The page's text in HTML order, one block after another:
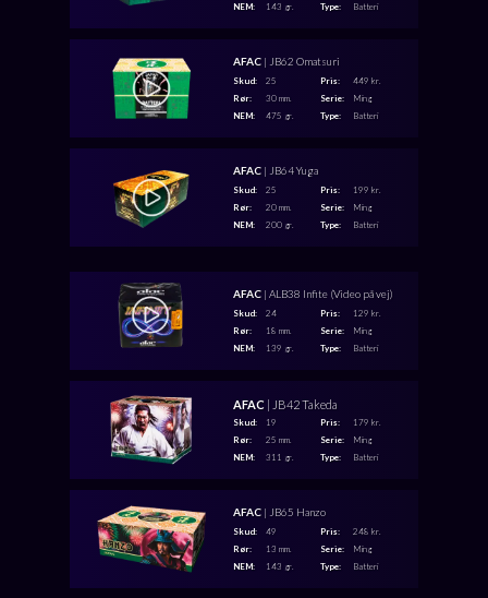
AFAC| JB62 Omatsuri
AFAC | JB64 Yuga
NEM:
Type:
Skud:
Rør:
NEM:
Pris:
Serie:
Type:
Skud:
Rør:
NEM:
Pris:
Serie:
Type:
143 gr.
25
30 mm.
475 gr.
25
20 mm.
200 gr.
Batteri
449 kr.
Ming
Batteri
199 kr.
Ming
Batteri
AFAC | ALB38 Infite (Video på vej)
AFAC | JB42 Takeda
AFAC | JB65 Hanzo
Skud:
Rør:
NEM:
Pris:
Serie:
Type:
Skud:
Rør:
NEM:
Pris:
Serie:
Type:
Skud:
Rør:
NEM:
Pris:
Serie:
Type:
24
18 mm.
139 gr.
129 kr.
Ming
Batteri
19
25 mm.
311 gr.
179 kr.
Ming
Batteri
49
13 mm.
143 gr.
248 kr.
Ming
Batteri